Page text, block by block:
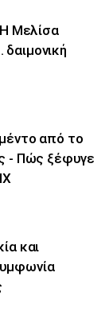
Μελίσα
από το
- Πώς ξέφυγε
και